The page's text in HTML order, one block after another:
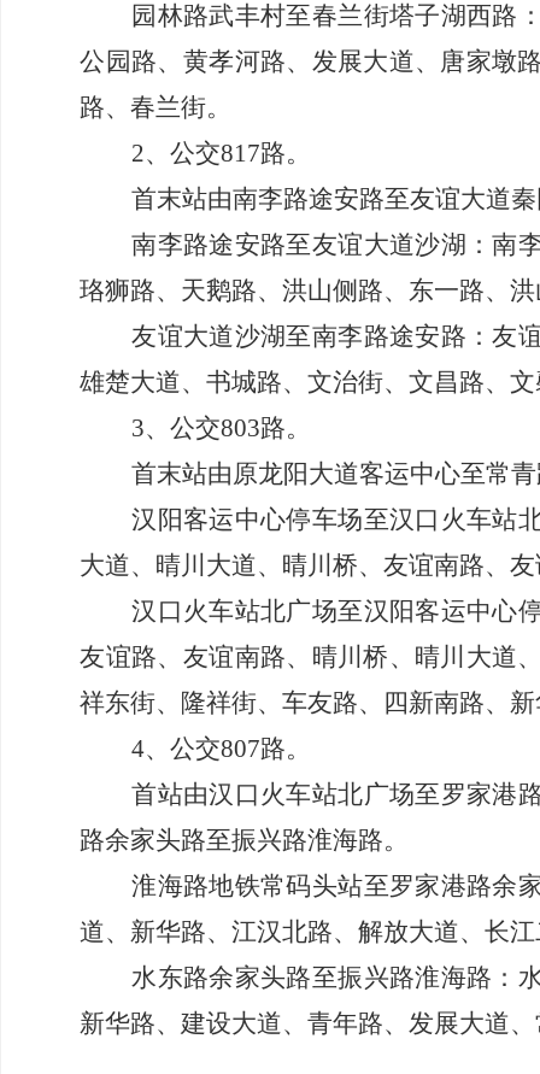
园林路武丰村至春兰街塔子湖西路
公园路、黄孝河路、发展大道、唐家墩
路、春兰街。
2、公交817路。
首末站由南李路途安路至友谊大道
南李路途安路至友谊大道沙湖：南
珞狮路、天鹅路、洪山侧路、东一路、
友谊大道沙湖至南李路途安路：友
雄楚大道、书城路、文治街、文昌路、
3、公交803路。
首末站由原龙阳大道客运中心至常
汉阳客运中心停车场至汉口火车站
大道、晴川大道、晴川桥、友谊南路、
汉口火车站北广场至汉阳客运中心
友谊路、友谊南路、晴川桥、晴川大道
祥东街、隆祥街、车友路、四新南路、
4、公交807路。
首站由汉口火车站北广场至罗家港
路余家头路至振兴路淮海路。
淮海路地铁常码头站至罗家港路余
道、新华路、江汉北路、解放大道、长
水东路余家头路至振兴路淮海路：
新华路、建设大道、青年路、发展大道